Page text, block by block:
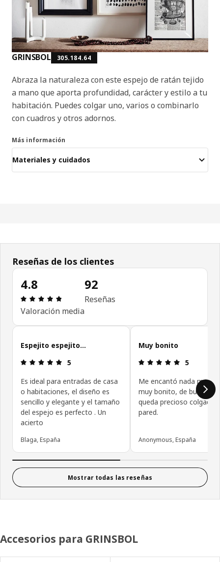
GRINSBOL 305.184.64
Abraza la naturaleza con este espejo de ratán tejido
a mano que aporta profundidad, carácter y estilo a tu
habitación. Puedes colgar uno, varios o combinarlo
con cuadros y otros adornos.
Más información
Materiales y cuidados
Reseñas de los clientes
4.8
Reseña: 4.8 de 5 estrellas. Revisiones totales: 92
Valoración media
92
Reseñas
Omitir las opiniones de los clientes
Espejito espejito…
Reseña: 5 de 5 estrellas.
5
Es ideal para entradas de casa
o habitaciones, el diseño es
sencillo y elegante y el tamaño
del espejo es perfecto . Un
acierto
Blaga, España
Muy bonito
Reseña: 5
5
Me encantó nada mas
muy bonito, de buena
queda precioso colgado
pared.
Anonymous, España
Mostrar todas las reseñas
Accesorios para GRINSBOL